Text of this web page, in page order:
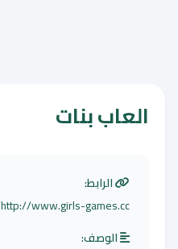
العاب بنات
الرابط:
http://www.girls-games.cc/
الوصف: